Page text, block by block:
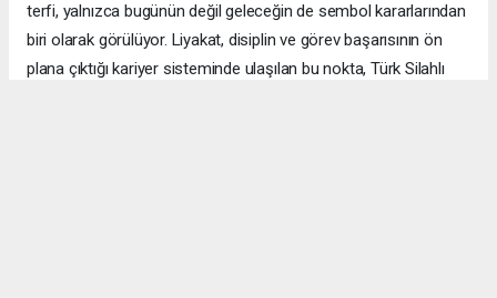
terfi, yalnızca bugünün değil geleceğin de sembol kararlarından
biri olarak görülüyor. Liyakat, disiplin ve görev başarısının ön
plana çıktığı kariyer sisteminde ulaşılan bu nokta, Türk Silahlı